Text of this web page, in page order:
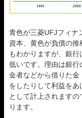
青色が三菱UFJフィナ
資本、黄色が負債の
もわかりますが、銀
低いです。理由は銀
金者などから借りた
をしたりして利益を
として計上されます
ります。